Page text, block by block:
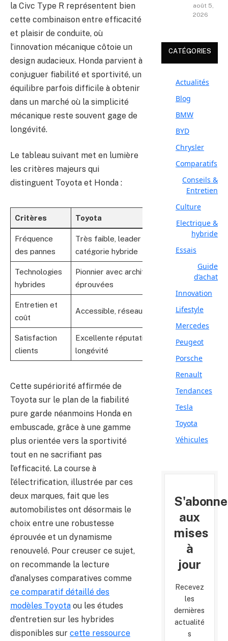
la Civc Type R représentent bien
cette combinaison entre efficacité
et plaisir de conduite, où
l’innovation mécanique côtoie un
design audacieux. Honda parvient à
conjuguer fiabilité et sportivité, un
équilibre parfois difficile à obtenir
dans un marché où la simplicité
mécanique reste souvent gage de
longévité.
Le tableau suivant met en lumière
les critères majeurs qui
distinguent Toyota et Honda :
Critères Toyota Honda
Fréquence
des pannes
Très faible, leader dans la
catégorie hybride
En nette
pour les
Technologies
hybrides
Pionnier avec architectures
éprouvées
Maîtrise
Entretien et
coût
Accessible, réseau étendu
Satisfaction
clients
Excellente réputation de
longévité
Forte
Cette supériorité affirmée de
Toyota sur le plan de la fiabilité
pure garde néanmoins Honda en
embuscade, grâce à une gamme
plus orientée vers la sportivité
tout en ne sacrifiant pas
l’efficacité. La course à
l’électrification, illustrée par ces
deux marques, fait que les
automobilistes ont désormais le
choix entre une robustesse
éprouvée et un dynamisme
renouvelé. Pour creuser ce sujet,
on recommande la lecture
d’analyses comparatives comme
ce comparatif détaillé des
modèles Toyota ou les études
d’entretien sur les hybrides
disponibles sur cette ressource
août 5,
2026
CATÉGORIES
Actualités
Blog
BMW
BYD
Chrysler
Comparatifs
Conseils &
Entretien
Culture
Electrique &
hybride
Essais
Guide
d’achat
Innovation
Lifestyle
Mercedes
Peugeot
Porsche
Renault
Tendances
Tesla
Toyota
Véhicules
aux
mises
à
jour
Recevez
les
dernières
actualité
s